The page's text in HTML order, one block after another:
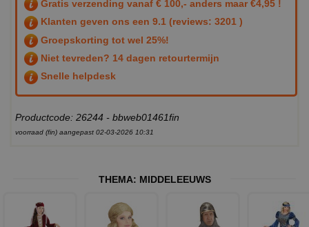
Gratis verzending vanaf € 100,- anders maar €4,95 !
Klanten geven ons een 9.1 (reviews: 3201 )
Groepskorting tot wel 25%!
Niet tevreden? 14 dagen retourtermijn
Snelle helpdesk
Productcode: 26244 - bbweb01461fin
voorraad (fin) aangepast 02-03-2026 10:31
THEMA: MIDDELEEUWS